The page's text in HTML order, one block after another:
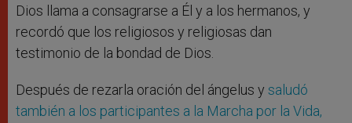
Dios llama a consagrarse a Él y a los hermanos, y
recordó que los religiosos y religiosas dan
testimonio de la bondad de Dios.
Después de rezarla oración del ángelus y saludó
también a los participantes a la Marcha por la Vida,